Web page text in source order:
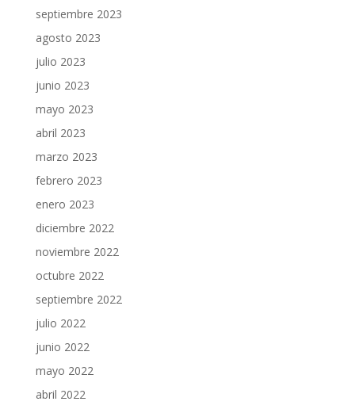
septiembre 2023
agosto 2023
julio 2023
junio 2023
mayo 2023
abril 2023
marzo 2023
febrero 2023
enero 2023
diciembre 2022
noviembre 2022
octubre 2022
septiembre 2022
julio 2022
junio 2022
mayo 2022
abril 2022